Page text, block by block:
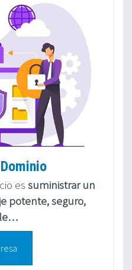
es suministrar un
potente, seguro,